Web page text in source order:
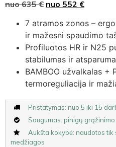
nuo635€ nuo 552 €
7 atramos zonos –
ir mažesni spaudimo
Profiluotos HR ir N25
stabilumas ir
BAMBOO užvalkalas +
termoreguliacija ir
Pristatymas: nuo 5 iki 15
Saugumas: pinigų
Aukšta kokybė: naudotos
medžiagos